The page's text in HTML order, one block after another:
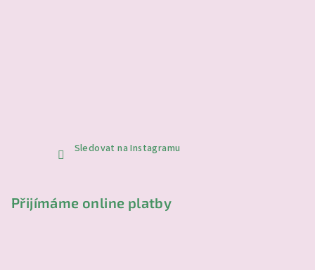
Sledovat na Instagramu
Přijímáme online platby